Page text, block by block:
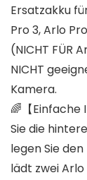
Ersatzakku
Pro 3, Arlo
(NICHT FÜR
NICHT
Kamera.
🌈【
Sie die
legen Sie
lädt zwei